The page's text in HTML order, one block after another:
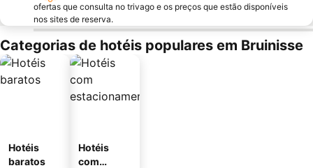
ofertas que consulta no trivago e os preços que estão disponíveis
nos sites de reserva.
Categorias de hotéis populares em Bruinisse
Hotéis
baratos
Hotéis
com